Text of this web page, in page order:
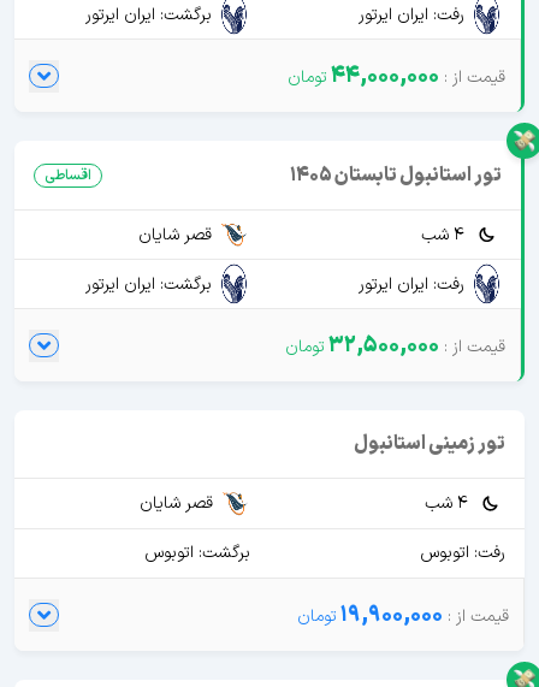
رفت: ایران ایرتور
برگشت: ایران ایرتور
44,000,000
تور استانبول تابستان 1405 اقساطی
4 شب
قصر شایان
رفت: ایران ایرتور
برگشت: ایران ایرتور
32,500,000
تور زمینی استانبول
4 شب
قصر شایان
رفت: اتوبوس
برگشت: اتوبوس
19,900,000